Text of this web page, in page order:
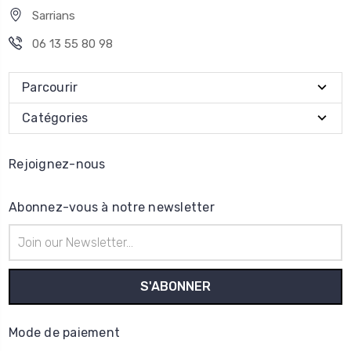
Sarrians
06 13 55 80 98
Parcourir
Catégories
Rejoignez-nous
Abonnez-vous à notre newsletter
e-
mail
Mode de paiement